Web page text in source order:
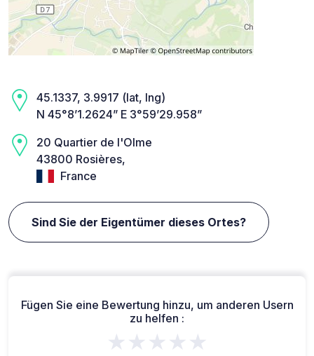
45.1337, 3.9917 (lat, lng)
N 45°8’1.2624” E 3°59’29.958”
20 Quartier de l'Olme
43800 Rosières,
France
Sind Sie der Eigentümer dieses Ortes?
Fügen Sie eine Bewertung hinzu, um anderen Usern
zu helfen :
★★★★★